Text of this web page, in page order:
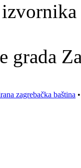
grada
zagrebačka baština